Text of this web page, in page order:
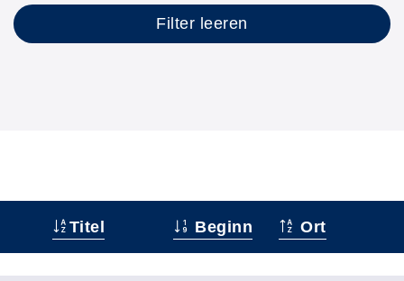
Filter leeren
Status
Titel Beginn Ort